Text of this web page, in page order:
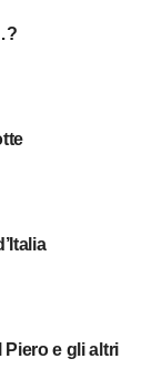
Piero e gli altri